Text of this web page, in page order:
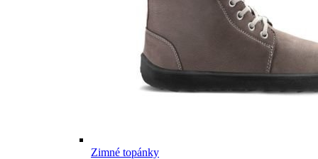
Zimné topánky